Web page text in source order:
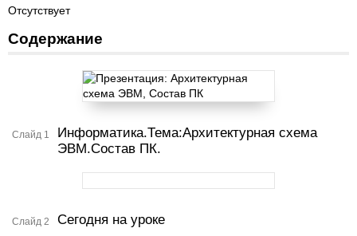
Отсутствует
Содержание
Слайд 1
Информатика.Тема:Архитектурная схема
ЭВМ.Состав ПК.
Слайд 2 Сегодня на уроке